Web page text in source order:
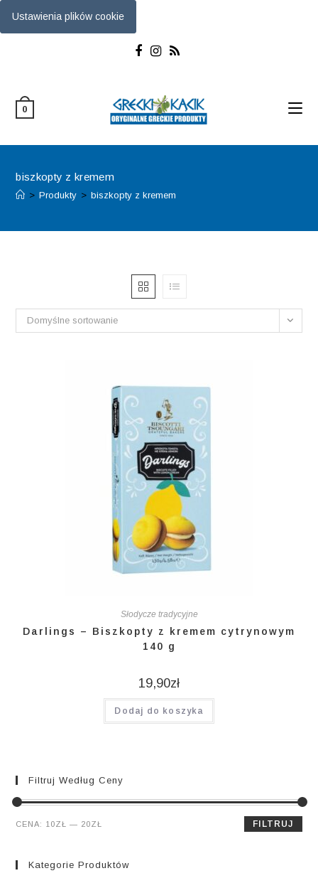
Ustawienia plików cookie
0
biszkopty z kremem
> Produkty > biszkopty z kremem
Domyślne sortowanie
Słodycze tradycyjne
Darlings – Biszkopty z kremem cytrynowym
140 g
19,90zł
Dodaj do koszyka
Filtruj Według Ceny
Cena
Cena
FILTRUJ
CENA: 10ZŁ — 20ZŁ
Kategorie Produktów